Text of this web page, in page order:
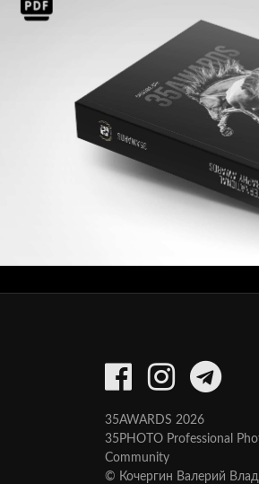
35AWARDS 2026
35PHOTO Professional
Community
© Кочергин Валерий